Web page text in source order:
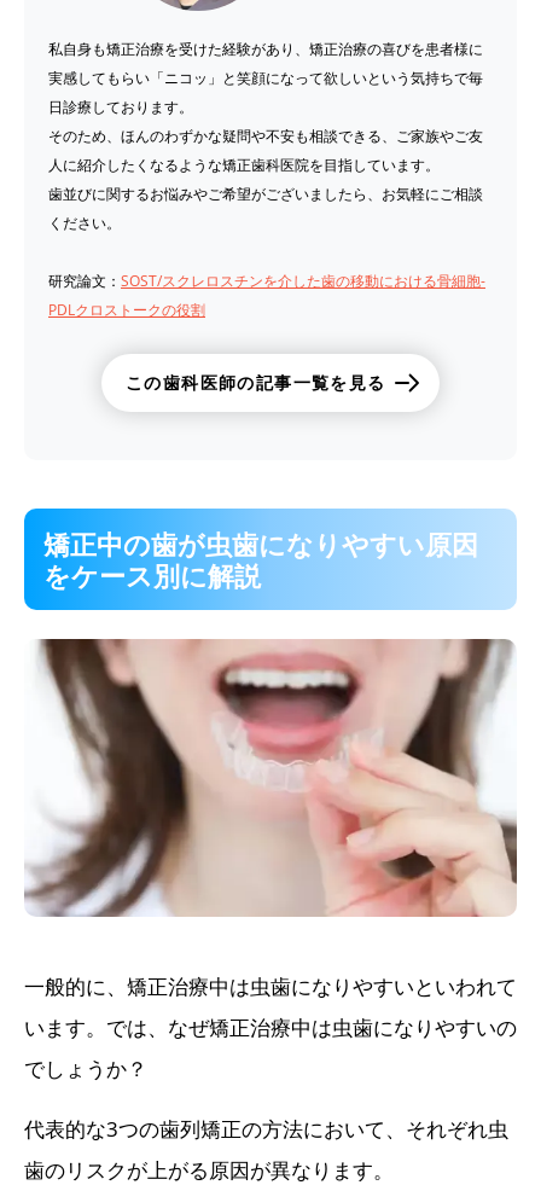
私自身も矯正治療を受けた経験があり、矯正治療の喜びを患者様に
実感してもらい「ニコッ」と笑顔になって欲しいという気持ちで毎
日診療しております。
そのため、ほんのわずかな疑問や不安も相談できる、ご家族やご友
人に紹介したくなるような矯正歯科医院を目指しています。
歯並びに関するお悩みやご希望がございましたら、お気軽にご相談
ください。
研究論文： SOST/スクレロスチンを介した歯の移動における骨細胞-
PDLクロストークの役割
この歯科医師の記事一覧を見る
矯正中の歯が虫歯になりやすい原因
をケース別に解説
一般的に、矯正治療中は虫歯になりやすいといわれて
います。では、なぜ矯正治療中は虫歯になりやすいの
でしょうか？
代表的な3つの歯列矯正の方法において、それぞれ虫
歯のリスクが上がる原因が異なります。